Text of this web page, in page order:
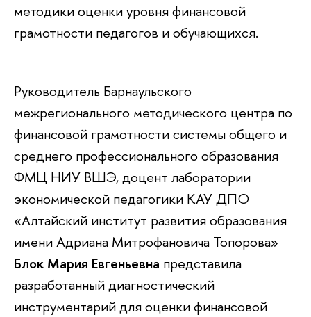
методики оценки уровня финансовой
грамотности педагогов и обучающихся.
Руководитель Барнаульского
межрегионального методического центра по
финансовой грамотности системы общего и
среднего профессионального образования
ФМЦ НИУ ВШЭ, доцент лаборатории
экономической педагогики КАУ ДПО
«Алтайский институт развития образования
имени Адриана Митрофановича Топорова»
Блок Мария Евгеньевна представила
разработанный диагностический
инструментарий для оценки финансовой